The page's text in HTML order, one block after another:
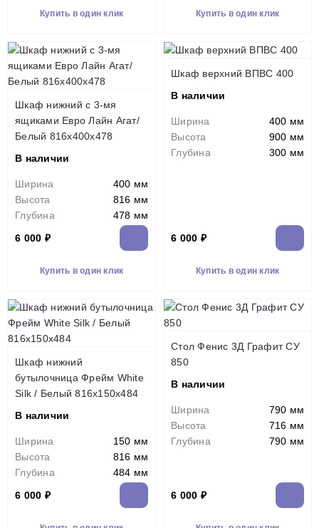
Купить в один клик Купить в один клик
Шкаф нижний с 3-мя
ящиками Евро Лайн Агат/
Белый 816х400х478
В наличии
Ширина
400 мм
Высота
816 мм
Глубина
478 мм
6 000 ₽
Купить в один клик
Шкаф верхний ВПВС 400
В наличии
Ширина
400 мм
Высота
900 мм
Глубина
300 мм
6 000 ₽
Купить в один клик
Шкаф нижний
бутылочница Фрейм White
Silk / Белый 816х150х484
В наличии
Ширина
150 мм
Высота
816 мм
Глубина
484 мм
6 000 ₽
Стол Фенис 3Д Графит СУ
850
В наличии
Ширина
790 мм
Высота
716 мм
Глубина
790 мм
6 000 ₽